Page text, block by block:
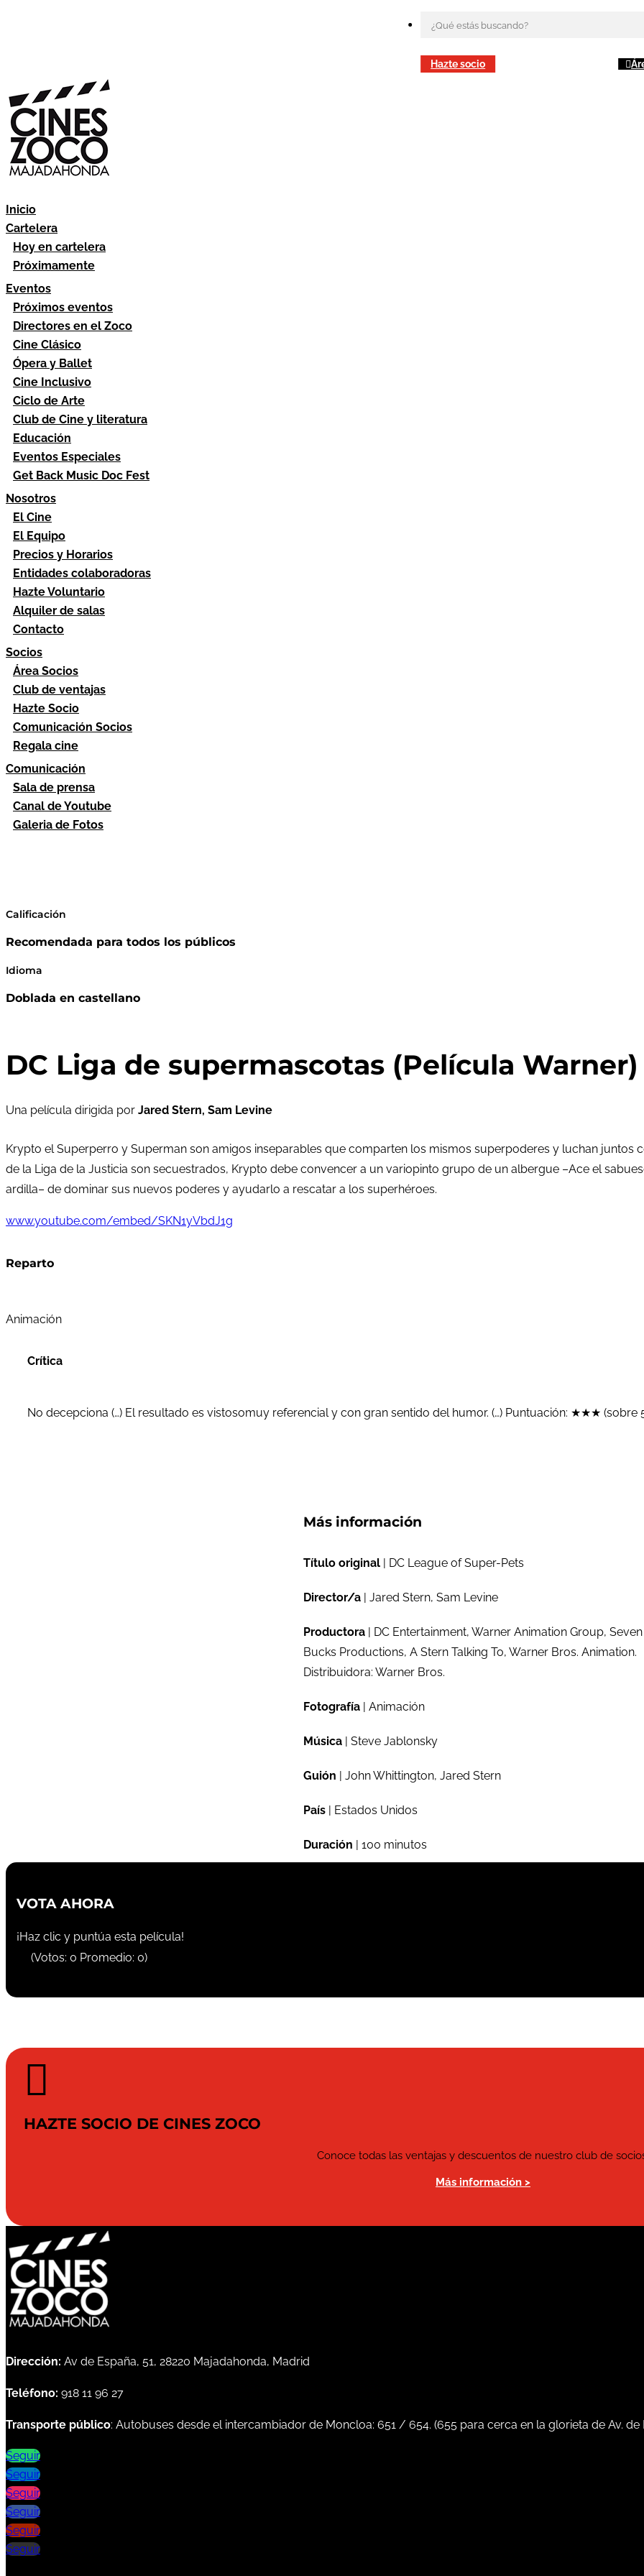
Hazte socio
Inicio
Cartelera
Hoy en cartelera
Próximamente
Eventos
Próximos eventos
Directores en el Zoco
Cine Clásico
Ópera y Ballet
Cine Inclusivo
Ciclo de Arte
Club de Cine y literatura
Educación
Eventos Especiales
Get Back Music Doc Fest
Nosotros
El Cine
El Equipo
Precios y Horarios
Entidades colaboradoras
Hazte Voluntario
Alquiler de salas
Contacto
Socios
Área Socios
Club de ventajas
Hazte Socio
Comunicación Socios
Regala cine
Comunicación
Sala de prensa
Canal de Youtube
Galeria de Fotos
Calificación
Recomendada para todos los públicos
Idioma
Doblada en castellano
DC Liga de supermascotas (Película Warner)
Una película dirigida por Jared Stern, Sam Levine
Krypto el Superperro y Superman son amigos inseparables que comparten los mismos superpoderes y luchan juntos
de la Liga de la Justicia son secuestrados, Krypto debe convencer a un variopinto grupo de un albergue –Ace el
ardilla– de dominar sus nuevos poderes y ayudarlo a rescatar a los superhéroes.
www.youtube.com/embed/SKN1yVbdJ1g
Reparto
Animación
Crítica
No decepciona (…) El resultado es vistosomuy referencial y con gran sentido del humor. (…) Puntuación: ★★★ (sobre
Más información
Título original | DC League of Super-Pets
Director/a | Jared Stern, Sam Levine
Productora | DC Entertainment, Warner Animation Group, Seven
Bucks Productions, A Stern Talking To, Warner Bros. Animation.
Distribuidora: Warner Bros.
Fotografía | Animación
Música | Steve Jablonsky
Guión | John Whittington, Jared Stern
País | Estados Unidos
Duración | 100 minutos
VOTA AHORA
¡Haz clic y puntúa esta película!
(Votos: 0 Promedio: 0)

HAZTE SOCIO DE CINES ZOCO
Conoce todas las ventajas y descuentos de nuestro club de
Más información >
Dirección: Av de España, 51, 28220 Majadahonda, Madrid
Teléfono: 918 11 96 27
Transporte público: Autobuses desde el intercambiador de Moncloa: 651 / 654. (655 para cerca en la glorieta de Av. de
Seguir
Seguir
Seguir
Seguir
Seguir
Seguir